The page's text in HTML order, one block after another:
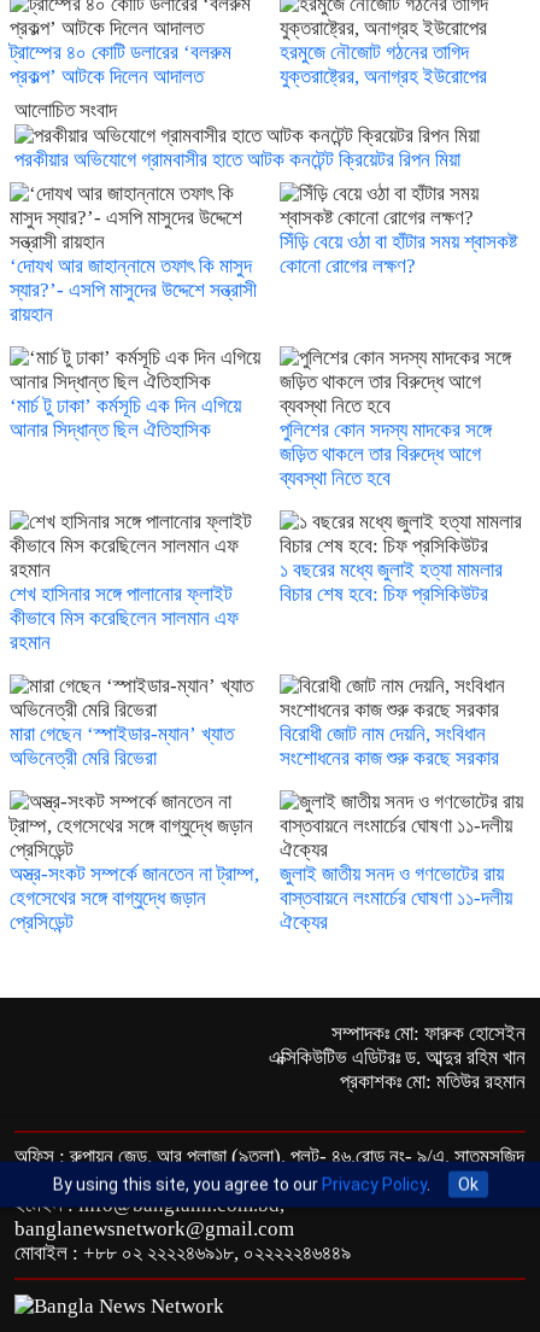
ট্রাম্পের ৪০ কোটি ডলারের ‘বলরুম
প্রকল্প’ আটকে দিলেন আদালত
হরমুজে নৌজোট গঠনের তাগিদ
যুক্তরাষ্ট্রের, অনাগ্রহ ইউরোপের
আলোচিত সংবাদ
পরকীয়ার অভিযোগে গ্রামবাসীর হাতে আটক কনটেন্ট ক্রিয়েটর রিপন মিয়া
‘দোযখ আর জাহান্নামে তফাৎ কি মাসুদ
স্যার?’- এসপি মাসুদের উদ্দেশে সন্ত্রাসী
রায়হান
সিঁড়ি বেয়ে ওঠা বা হাঁটার সময় শ্বাসকষ্ট
কোনো রোগের লক্ষণ?
‘মার্চ টু ঢাকা’ কর্মসূচি এক দিন এগিয়ে
আনার সিদ্ধান্ত ছিল ঐতিহাসিক
পুলিশের কোন সদস্য মাদকের সঙ্গে
জড়িত থাকলে তার বিরুদ্ধে আগে
ব্যবস্থা নিতে হবে
শেখ হাসিনার সঙ্গে পালানোর ফ্লাইট
কীভাবে মিস করেছিলেন সালমান এফ
রহমান
১ বছরের মধ্যে জুলাই হত্যা মামলার
বিচার শেষ হবে: চিফ প্রসিকিউটর
মারা গেছেন ‘স্পাইডার-ম্যান’ খ্যাত
অভিনেত্রী মেরি রিভেরা
বিরোধী জোট নাম দেয়নি, সংবিধান
সংশোধনের কাজ শুরু করছে সরকার
অস্ত্র-সংকট সম্পর্কে জানতেন না ট্রাম্প,
হেগসেথের সঙ্গে বাগ্‌যুদ্ধে জড়ান
প্রেসিডেন্ট
জুলাই জাতীয় সনদ ও গণভোটের রায়
বাস্তবায়নে লংমার্চের ঘোষণা ১১-দলীয়
ঐক্যের
সম্পাদকঃ মো: ফারুক হোসেইন
এক্সিকিউটিভ এডিটরঃ ড. আব্দুর রহিম খান
প্রকাশকঃ মো: মতিউর রহমান
অফিস : রুপায়ন জেড. আর প্লাজা (৯তলা), প্লট- ৪৬,রোড নং- ৯/এ, সাতমসজিদ
রোড, ধানমন্ডি, ঢাকা- ১২০৯।
ইমেইল : info@banglann.com.bd,
banglanewsnetwork@gmail.com
মোবাইল : +৮৮ ০২ ২২২২৪৬৯১৮, ০২২২২২৪৬৪৪৯
By using this site, you agree to our Privacy Policy. Ok